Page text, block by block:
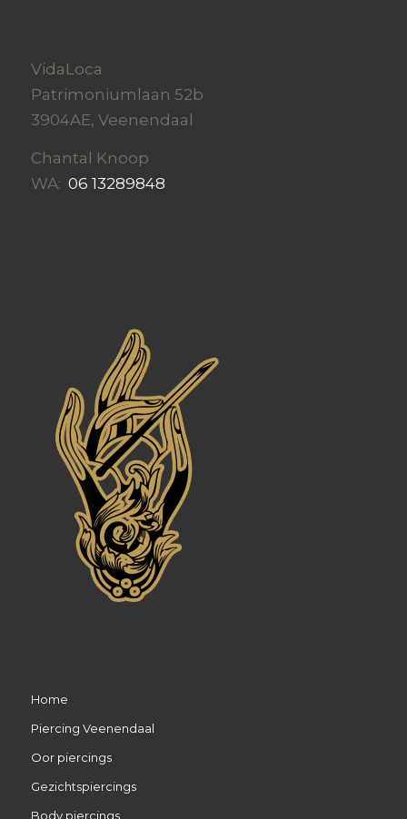
VidaLoca
Patrimoniumlaan 52b
3904AE, Veenendaal
Chantal Knoop
WA: 06 13289848
Home
Piercing Veenendaal
Oor piercings
Gezichtspiercings
Body piercings